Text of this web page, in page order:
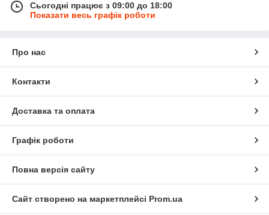
Сьогодні працює з 09:00 до 18:00
Показати весь графік роботи
Про нас
Контакти
Доставка та оплата
Графік роботи
Повна версія сайту
Сайт створено на маркетплейсі Prom.ua